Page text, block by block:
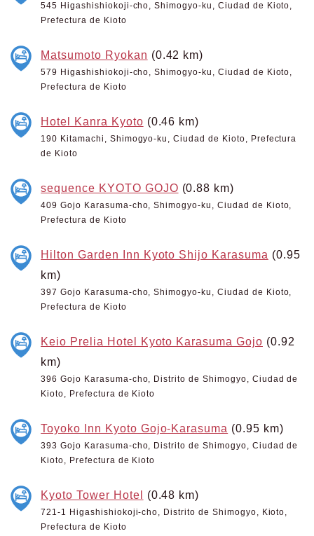
545 Higashishiokoji-cho, Shimogyo-ku, Ciudad de Kioto,
Prefectura de Kioto
Matsumoto Ryokan (0.42 km)
579 Higashishiokoji-cho, Shimogyo-ku, Ciudad de Kioto,
Prefectura de Kioto
Hotel Kanra Kyoto (0.46 km)
190 Kitamachi, Shimogyo-ku, Ciudad de Kioto, Prefectura
de Kioto
sequence KYOTO GOJO (0.88 km)
409 Gojo Karasuma-cho, Shimogyo-ku, Ciudad de Kioto,
Prefectura de Kioto
Hilton Garden Inn Kyoto Shijo Karasuma (0.95
km)
397 Gojo Karasuma-cho, Shimogyo-ku, Ciudad de Kioto,
Prefectura de Kioto
Keio Prelia Hotel Kyoto Karasuma Gojo (0.92
km)
396 Gojo Karasuma-cho, Distrito de Shimogyo, Ciudad de
Kioto, Prefectura de Kioto
Toyoko Inn Kyoto Gojo-Karasuma (0.95 km)
393 Gojo Karasuma-cho, Distrito de Shimogyo, Ciudad de
Kioto, Prefectura de Kioto
Kyoto Tower Hotel (0.48 km)
721-1 Higashishiokoji-cho, Distrito de Shimogyo, Kioto,
Prefectura de Kioto